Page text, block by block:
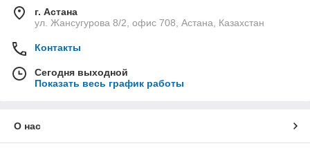
г. Астана
ул. Жансугурова 8/2, офис 708, Астана, Казахстан
Контакты
Сегодня выходной
Показать весь график работы
О нас